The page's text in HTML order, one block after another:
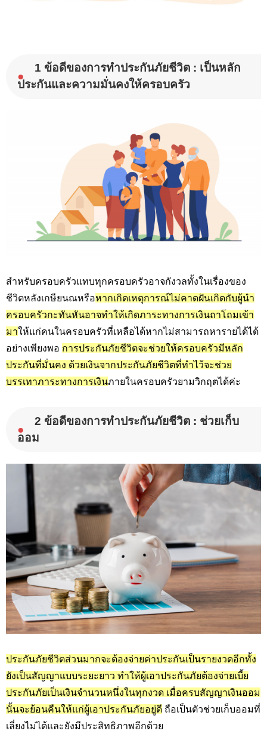
●
1 ข้อดีของการทำประกันภัยชีวิต : เป็นหลัก
ประกันและความมั่นคงให้ครอบครัว
สำหรับครอบครัวแทบทุกครอบครัวอาจกังวลทั้งในเรื่องของ
ชีวิตหลังเกษียนณหรือหากเกิดเหตุการณ์ไม่คาดฝันเกิดกับผู้นำ
ครอบครัวกะทันหันอาจทำให้เกิดภาระทางการเงินถาโถมเข้า
มาให้แก่คนในครอบครัวที่เหลือได้หากไม่สามารถหารายได้ได้
อย่างเพียงพอ การประกันภัยชีวิตจะช่วยให้ครอบครัวมีหลัก
ประกันที่มั่นคง ด้วยเงินจากประกันภัยชีวิตที่ทำไว้จะช่วย
บรรเทาภาระทางการเงินภายในครอบครัวยามวิกฤตได้ค่ะ
●
2 ข้อดีของการทำประกันภัยชีวิต : ช่วยเก็บ
ออม
ประกันภัยชีวิตส่วนมากจะต้องจ่ายค่าประกันเป็นรายงวดอีกทั้ง
ยังเป็นสัญญาแบบระยะยาว ทำให้ผู้เอาประกันภัยต้องจ่ายเบี้ย
ประกันภัยเป็นเงินจำนวนหนึ่งในทุกงวด เมื่อครบสัญญาเงินออม
นั้นจะย้อนคืนให้แก่ผู้เอาประกันภัยอยู่ดี ถือเป็นตัวช่วยเก็บออมที่
เลี่ยงไม่ได้และยังมีประสิทธิภาพอีกด้วย